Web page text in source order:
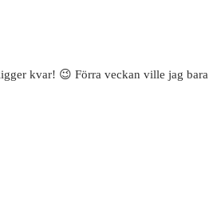
kvar! 😉 Förra veckan ville jag bara